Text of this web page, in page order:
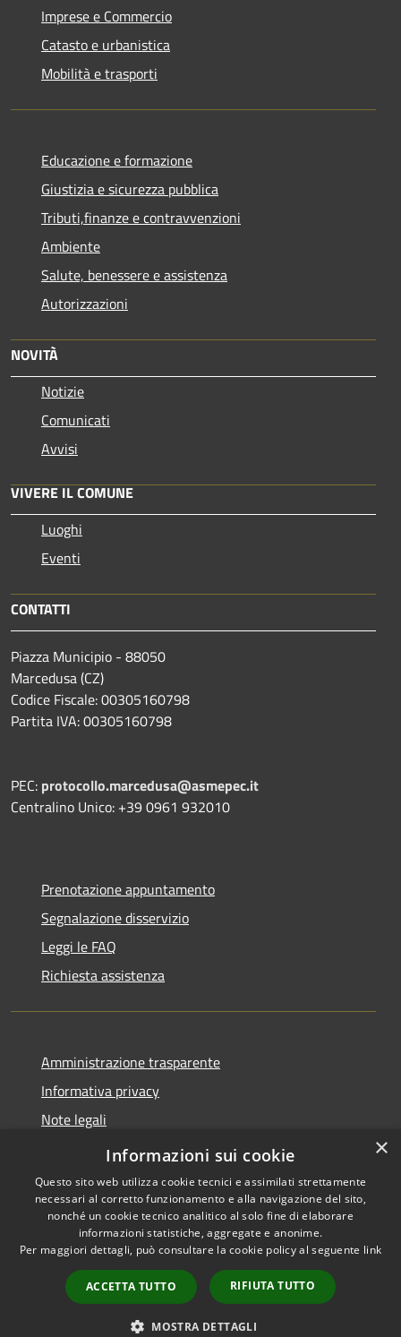
Imprese e Commercio
Catasto e urbanistica
Mobilità e trasporti
Educazione e formazione
Giustizia e sicurezza pubblica
Tributi,finanze e contravvenzioni
Ambiente
Salute, benessere e assistenza
Autorizzazioni
NOVITÀ
Notizie
Comunicati
Avvisi
VIVERE IL COMUNE
Luoghi
Eventi
CONTATTI
Piazza Municipio - 88050
Marcedusa (CZ)
Codice Fiscale: 00305160798
Partita IVA: 00305160798
PEC: protocollo.marcedusa@asmepec.it
Centralino Unico: +39 0961 932010
Prenotazione appuntamento
Segnalazione disservizio
Leggi le FAQ
Richiesta assistenza
Amministrazione trasparente
Informativa privacy
Note legali
Dichiarazione di accessibilità
Accessibilità
Copyright © 2026 • Comune di
Marcedusa • Powered by
Municipium•
Accesso
redazione
×
Informazioni sui cookie
Questo sito web utilizza cookie tecnici e assimilati strettamente
necessari al corretto funzionamento e alla navigazione del sito,
nonché un cookie tecnico analitico al solo fine di elaborare
informazioni statistiche, aggregate e anonime.
Per maggiori dettagli, può consultare la cookie policy al seguente link
ACCETTA TUTTO RIFIUTA TUTTO
MOSTRA DETTAGLI